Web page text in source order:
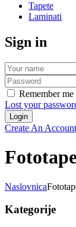
Tapete
Laminati
Sign in
Remember me
Lost your
Create An Account
Naslovnica
Kategorije